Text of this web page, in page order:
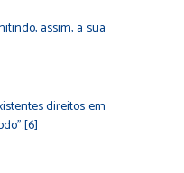
assim, a sua
direitos em